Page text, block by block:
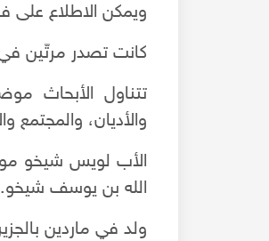
ويمكن الاطلاع
كانت تصدر مرتّين في
تتناول الأبحاث
والأديان، والمجتمع
الله بن يوسف شيخو.
ولد في ماردين
العم علي عرابي ابو